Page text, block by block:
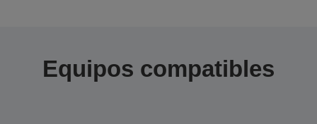
Equipos compatibles